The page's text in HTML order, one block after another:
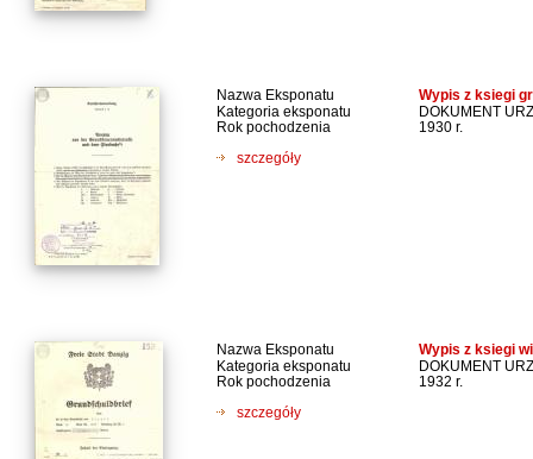
Nazwa Eksponatu Wypis z ksiegi
Kategoria eksponatu
DOKUMENT
Rok pochodzenia
1930 r.
szczegóły
Nazwa Eksponatu Wypis z ksiegi
Kategoria eksponatu
DOKUMENT
Rok pochodzenia
1932 r.
szczegóły